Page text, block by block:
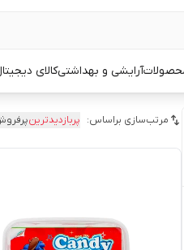
آرایشی و بهداشتیکالای
مرتب‌سازی براساس: پربازدیدترین